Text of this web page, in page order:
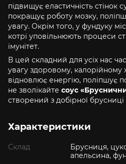
підвищує еластичність стінок
покращує роботу мозку,
увагу. Окрім того, у фундуку
котрі уповільнюють процеси
імунітет.
В цей складний для усіх нас
увагу здоровому, калорійному
відновлює енергію, поліпшує
не зволікайте соус
створений з добірної брусниці
Характеристики
Склад
Брусниця,
апельсина,